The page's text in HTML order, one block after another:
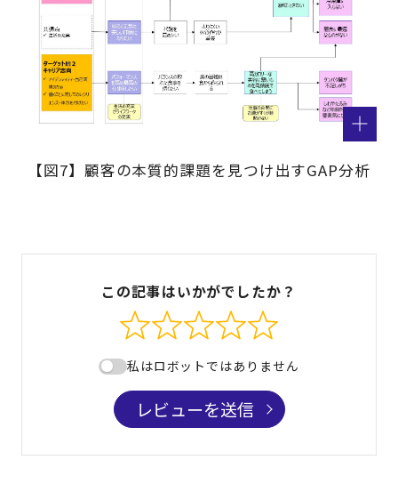
【図7】顧客の本質的課題を見つけ出すGAP分析
この記事はいかがでしたか？
私はロボットではありません
レビューを送信